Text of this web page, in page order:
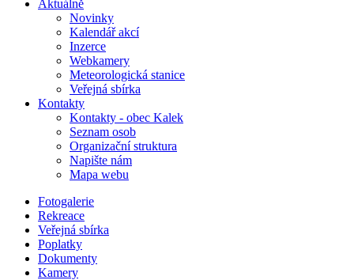
Aktuálně
Novinky
Kalendář akcí
Inzerce
Webkamery
Meteorologická stanice
Veřejná sbírka
Kontakty
Kontakty - obec Kalek
Seznam osob
Organizační struktura
Napište nám
Mapa webu
Fotogalerie
Rekreace
Veřejná sbírka
Poplatky
Dokumenty
Kamery